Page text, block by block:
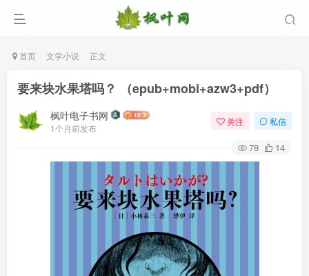
首页 文学小说 正文
要来块水果塔吗？ （epub+mobi+azw3+pdf）
枫叶电子书网
1个月前发布
关注 私信
78 14
登录
没有账号？立即注册
用户名/手机号/邮箱